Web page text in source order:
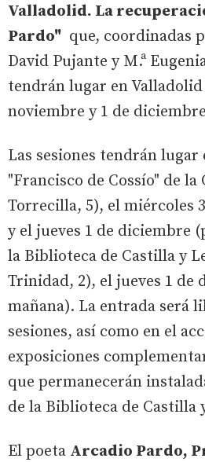
Valladolid. La
Pardo" que, coordinadas
David Pujante y M.ª
tendrán lugar en Valladolid
noviembre y 1 de
Las sesiones tendrán lugar
"Francisco de Cossío" de la
Torrecilla, 5), el miércoles
y el jueves 1 de diciembre
la Biblioteca de Castilla y
Trinidad, 2), el jueves 1 de
mañana). La entrada será
sesiones, así como en el
exposiciones
que permanecerán
de la Biblioteca de Castilla
El poeta Arcadio Pardo,